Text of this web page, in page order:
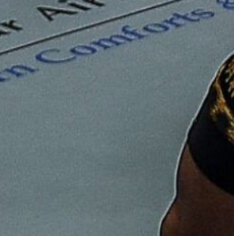
浏览了解更多
在任何地域观看
福利以及优先机遇获